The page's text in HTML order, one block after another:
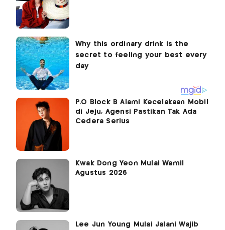
P.O Block B Alami Kecelakaan Mobil
di Jeju, Agensi Pastikan Tak Ada
Cedera Serius
Kwak Dong Yeon Mulai Wamil
Agustus 2026
Lee Jun Young Mulai Jalani Wajib